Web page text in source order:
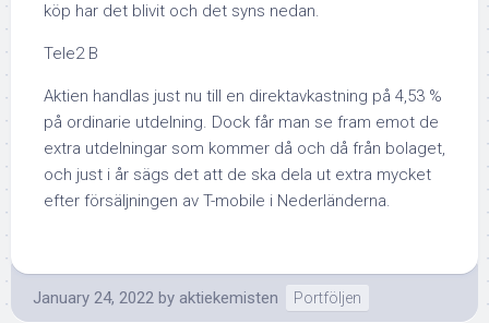
köp har det blivit och det syns nedan.
Tele2 B
Aktien handlas just nu till en direktavkastning på 4,53 %
på ordinarie utdelning. Dock får man se fram emot de
extra utdelningar som kommer då och då från bolaget,
och just i år sägs det att de ska dela ut extra mycket
efter försäljningen av T-mobile i Nederländerna.
January 24, 2022 by aktiekemisten Portföljen